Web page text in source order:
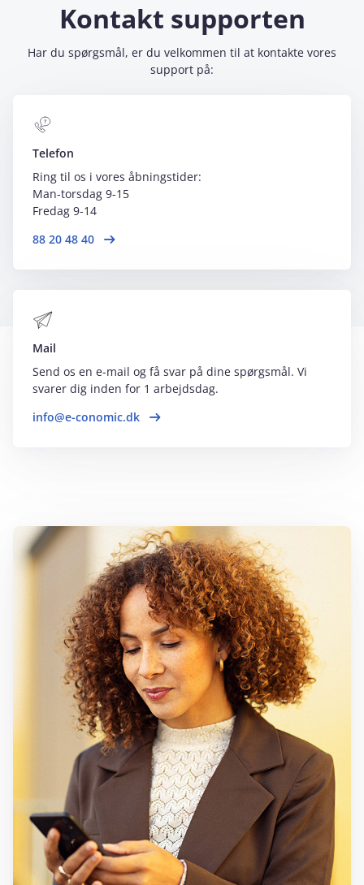
Kontakt supporten
Har du spørgsmål, er du velkommen til at kontakte vores
support på:
Telefon
Ring til os i vores åbningstider:
Man-torsdag 9-15
Fredag 9-14
88 20 48 40
Mail
Send os en e-mail og få svar på dine spørgsmål. Vi
svarer dig inden for 1 arbejdsdag.
info@e-conomic.dk